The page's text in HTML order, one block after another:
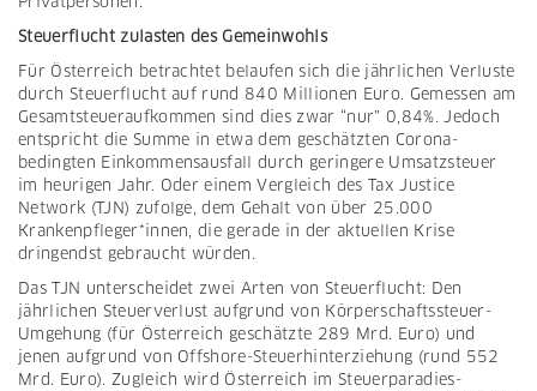
Steuerflucht zulasten des Gemeinwohls
Für Österreich betrachtet belaufen sich die jährlichen Verluste
durch Steuerflucht auf rund 840 Millionen Euro. Gemessen am
Gesamtsteueraufkommen sind dies zwar “nur” 0,84%. Jedoch
entspricht die Summe in etwa dem geschätzten Corona-
bedingten Einkommensausfall durch geringere Umsatzsteuer
im heurigen Jahr. Oder einem Vergleich des Tax Justice
Network (TJN) zufolge, dem Gehalt von über 25.000
Krankenpfleger*innen, die gerade in der aktuellen Krise
dringendst gebraucht würden.
Das TJN unterscheidet zwei Arten von Steuerflucht: Den
jährlichen Steuerverlust aufgrund von Körperschaftssteuer-
Umgehung (für Österreich geschätzte 289 Mrd. Euro) und
jenen aufgrund von Offshore-Steuerhinterziehung (rund 552
Mrd. Euro). Zugleich wird Österreich im Steuerparadies-